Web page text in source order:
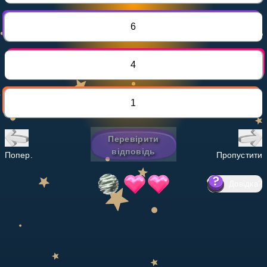
Invite a Friend
Select curriculum
6
4
1
Попер.
Перевірити
відповідь
Пропустити
?